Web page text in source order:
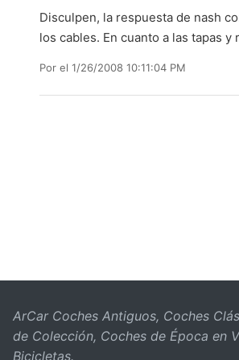
Disculpen, la respuesta de nash
los cables. En cuanto a las tapas
Por el 1/26/2008 10:11:04 PM
ArCar Coches Antiguos, Coches
de Colección, Coches de Época en
Bicicletas.